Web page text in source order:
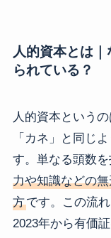
人的資本とは
られている？
人的資本という
「カネ」と同じ
す。単なる頭数
力や知識などの
方です。この流
2023年から有価